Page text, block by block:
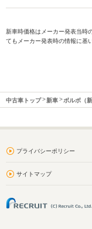
新車時価格はメーカー発表当時
てもメーカー発表時の情報に基
中古車トップ 新車 ボルボ（新
プライバシーポリシー
サイトマップ